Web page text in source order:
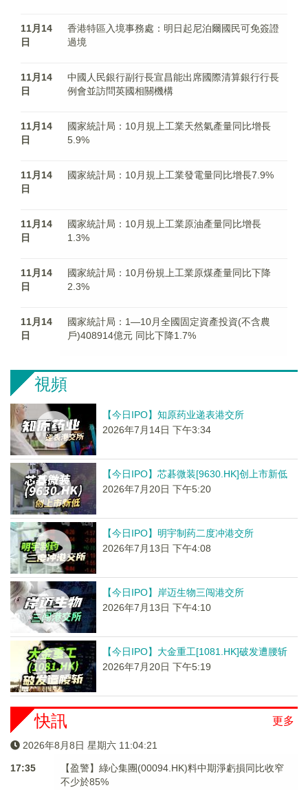
11月14
日
香港特區入境事務處：明日起尼泊爾國民可免簽證
過境
11月14
日
中國人民銀行副行長宣昌能出席國際清算銀行行長
例會並訪問英國相關機構
11月14
日
國家統計局：10月規上工業天然氣產量同比增長
5.9%
11月14
日
國家統計局：10月規上工業發電量同比增長7.9%
11月14
日
國家統計局：10月規上工業原油產量同比增長
1.3%
11月14
日
國家統計局：10月份規上工業原煤產量同比下降
2.3%
11月14
日
國家統計局：1—10月全國固定資產投資(不含農
戶)408914億元 同比下降1.7%
視頻
【今日IPO】知原药业递表港交所
2026年7月14日 下午3:34
【今日IPO】芯碁微装[9630.HK]创上市新低
2026年7月20日 下午5:20
【今日IPO】明宇制药二度冲港交所
2026年7月13日 下午4:08
【今日IPO】岸迈生物三闯港交所
2026年7月13日 下午4:10
【今日IPO】大金重工[1081.HK]破发遭腰斩
2026年7月20日 下午5:19
更多
快訊
2026年8月8日 星期六 11:04:22
17:35
【盈警】綠心集團(00094.HK)料中期淨虧損同比收窄
不少於85%